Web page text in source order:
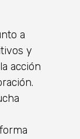
a
y
acción